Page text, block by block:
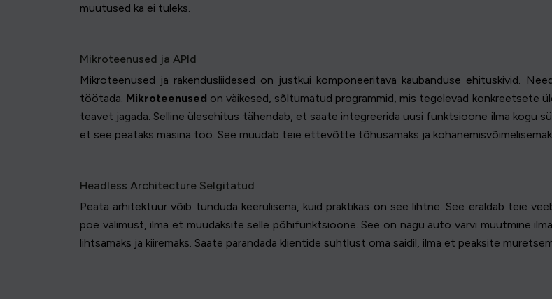
muutused ka ei tuleks.
Mikroteenused ja APId
Mikroteenused ja rakendusliidesed on justkui komponeeritava kaubanduse ehituskivid.
töötada. Mikroteenused on väikesed, sõltumatud programmid, mis tegelevad konkreetsete
teavet jagada. Selline ülesehitus tähendab, et saate integreerida uusi funktsioone ilma kogu
et see peataks masina töö. See muudab teie ettevõtte tõhusamaks ja
Headless Architecture Selgitatud
Peata arhitektuur võib tunduda keerulisena, kuid praktikas on see lihtne. See eraldab teie
poe välimust, ilma et muudaksite selle põhifunktsioone. See on nagu auto värvi muutmine
lihtsamaks ja kiiremaks. Saate parandada klientide suhtlust oma saidil, ilma et peaksite